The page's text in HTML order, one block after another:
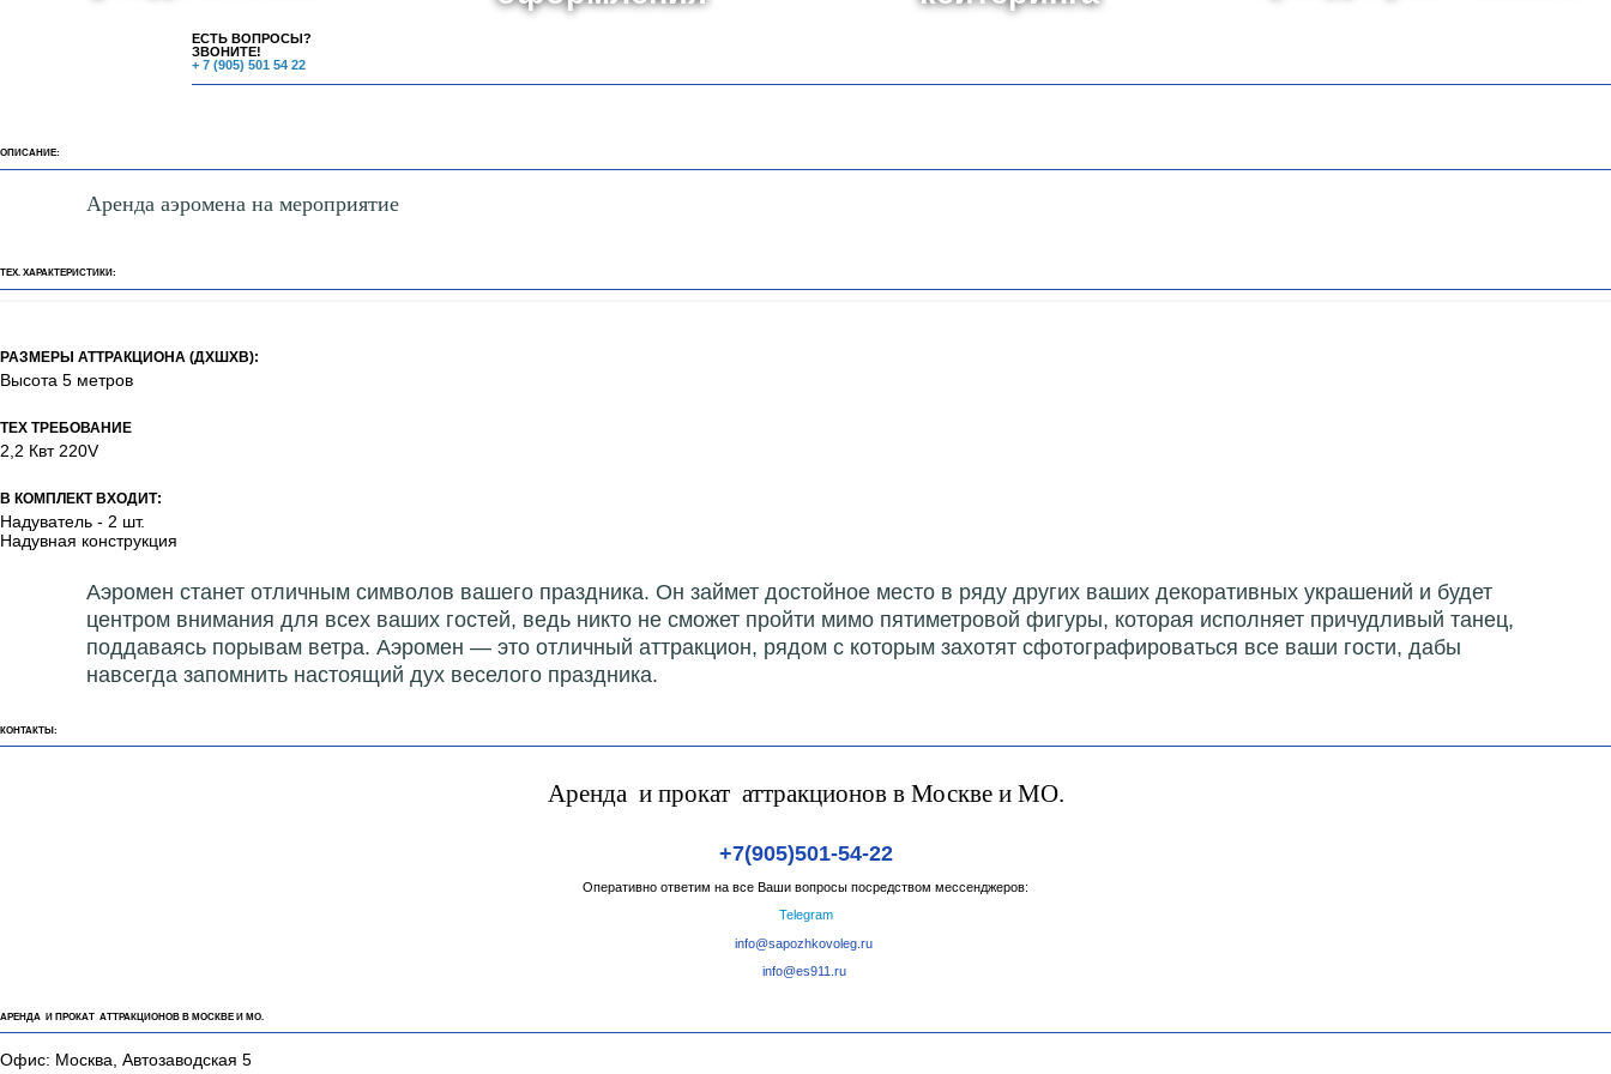
ЕСТЬ ВОПРОСЫ?
ЗВОНИТЕ!
+ 7 (905) 501 54 22
ОПИСАНИЕ:
Аренда аэромена на мероприятие
ТЕХ. ХАРАКТЕРИСТИКИ:
РАЗМЕРЫ АТТРАКЦИОНА (ДХШХВ):
Высота 5 метров
ТЕХ ТРЕБОВАНИЕ
2,2 Квт 220V
В КОМПЛЕКТ ВХОДИТ:
Надуватель - 2 шт.
Надувная конструкция
Аэромен станет отличным символов вашего праздника. Он займет достойное место в ряду других ваших декоративных украшений и будет
центром внимания для всех ваших гостей, ведь никто не сможет пройти мимо пятиметровой фигуры, которая исполняет причудливый танец,
поддаваясь порывам ветра. Аэромен — это отличный аттракцион, рядом с которым захотят сфотографироваться все ваши гости, дабы
навсегда запомнить настоящий дух веселого праздника.
КОНТАКТЫ:
Аренда и прокат аттракционов в Москве и МО.
+7(905)501-54-22
Оперативно ответим на все Ваши вопросы посредством мессенджеров:
Telegram
info@sapozhkovoleg.ru
info@es911.ru
АРЕНДА И ПРОКАТ АТТРАКЦИОНОВ В МОСКВЕ И МО.
Офис: Москва, Автозаводская 5